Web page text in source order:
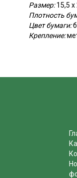
Размер:15,5 х
Плотность
Цвет бумаги:
Крепление: